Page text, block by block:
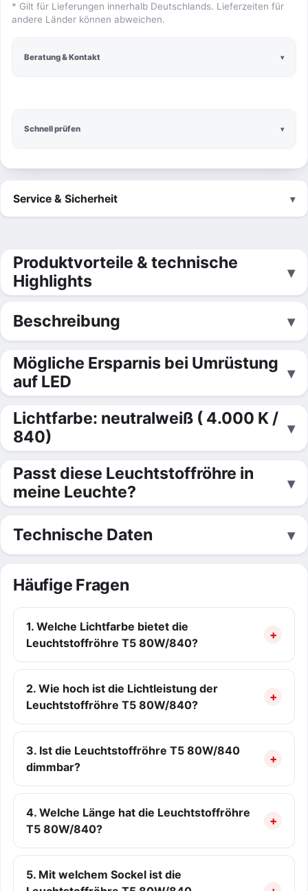
Schnell prüfen
* Gilt für Lieferungen innerhalb Deutschlands. Lieferzeiten für
andere Länder können abweichen.
Beratung & Kontakt
Service & Sicherheit
Produktvorteile & technische
Highlights
Beschreibung
Mögliche Ersparnis bei Umrüstung
auf LED
Lichtfarbe: neutralweiß ( 4.000 K /
840)
Passt diese Leuchtstoffröhre in
meine Leuchte?
Technische Daten
Häufige Fragen
1. Welche Lichtfarbe bietet die
Leuchtstoffröhre T5 80W/840?
2. Wie hoch ist die Lichtleistung der
Leuchtstoffröhre T5 80W/840?
3. Ist die Leuchtstoffröhre T5 80W/840
dimmbar?
4. Welche Länge hat die Leuchtstoffröhre
T5 80W/840?
5. Mit welchem Sockel ist die